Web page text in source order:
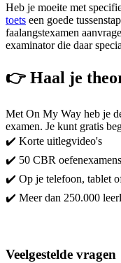
Heb je moeite met
toets een goede
faalangstexamen
examinator die daar
👉 Haal je
Met On My Way heb je
examen. Je kunt gratis
✔️ Korte uitlegvideo's
✔️ 50 CBR oefenexamens
✔️ Op je telefoon, tablet
✔️ Meer dan 250.000
Veelgestelde vragen